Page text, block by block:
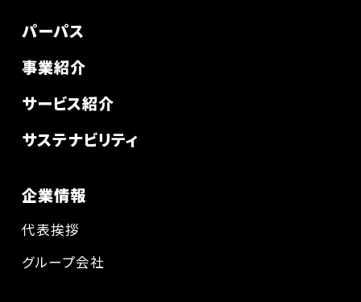
パーパス
事業紹介
サービス紹介
サステナビリティ
企業情報
代表挨拶
グループ会社